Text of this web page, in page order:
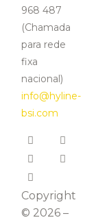
968 487
(Chamada
para rede
fixa
nacional)
info@hyline-
bsi.com
Copyright
© 2026 –